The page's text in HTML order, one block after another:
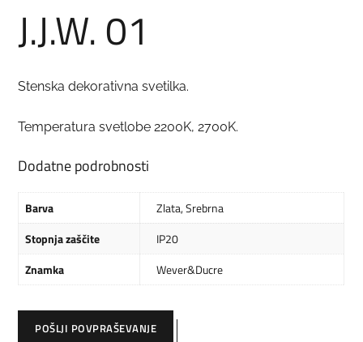
J.J.W. 01
Stenska dekorativna svetilka.
Temperatura svetlobe 2200K, 2700K.
Dodatne podrobnosti
Barva Zlata,Srebrna
Stopnja zaščite
IP20
Znamka
Wever&Ducre
POŠLJI POVPRAŠEVANJE